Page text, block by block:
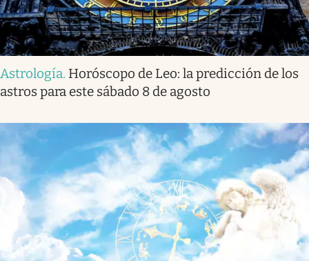
Astrología. Horóscopo de Leo: la predicción de los
astros para este sábado 8 de agosto